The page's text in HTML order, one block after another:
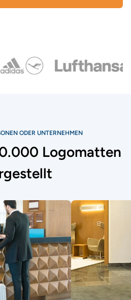
ODER UNTERNEHMEN
Logomatten